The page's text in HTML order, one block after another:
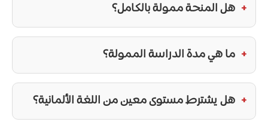
هل المنحة ممولة بالكامل؟
ما هي مدة الدراسة الممولة؟
هل يشترط مستوى معين من اللغة الألمانية؟